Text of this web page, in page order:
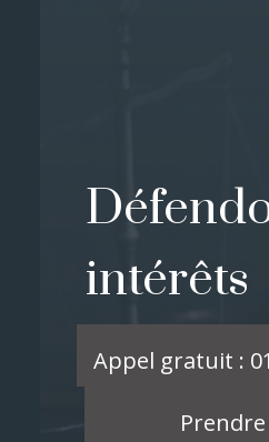
intérêts
AOUIZERATE